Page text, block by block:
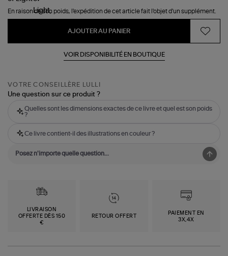
En raison de son poids, l'expédition de cet article fait l'objet d'un supplément.
AJOUTER AU PANIER
VOIR DISPONIBILITÉ EN BOUTIQUE
VOTRE CONSEILLÈRE LULLI
Une question sur ce produit ?
Quelles sont les dimensions exactes de ce livre et quel est son poids
?
Ce livre contient-il des illustrations en couleur ?
LIVRAISON
OFFERTE DÈS 150
€
RETOUR OFFERT
PAIEMENT EN
3X,4X